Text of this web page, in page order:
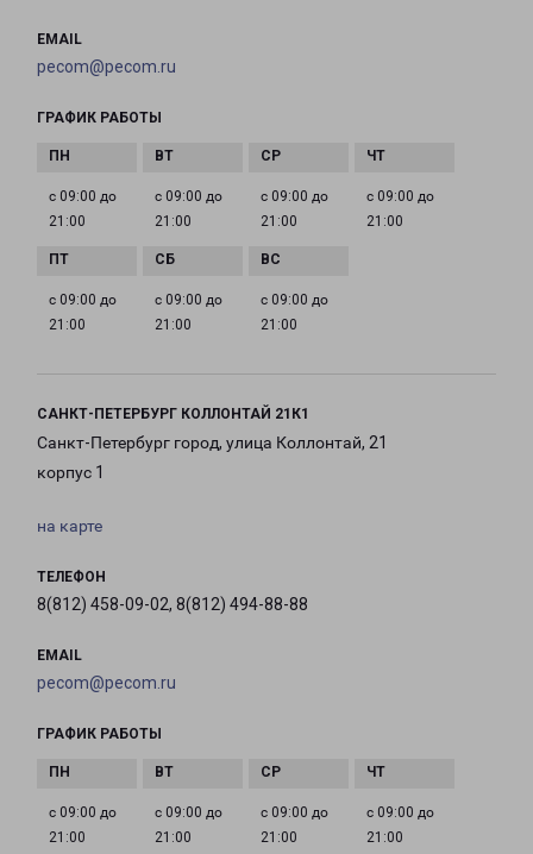
EMAIL
pecom@pecom.ru
ГРАФИК РАБОТЫ
с 09:00 до
21:00
с 09:00 до
21:00
с 09:00 до
21:00
с 09:00 до
21:00
с 09:00 до
21:00
с 09:00 до
21:00
с 09:00 до
21:00
САНКТ-ПЕТЕРБУРГ КОЛЛОНТАЙ 21К1
Санкт-Петербург город, улица Коллонтай, 21
корпус 1
на карте
ТЕЛЕФОН
8(812) 458-09-02, 8(812) 494-88-88
EMAIL
pecom@pecom.ru
ГРАФИК РАБОТЫ
с 09:00 до
21:00
с 09:00 до
21:00
с 09:00 до
21:00
с 09:00 до
21:00